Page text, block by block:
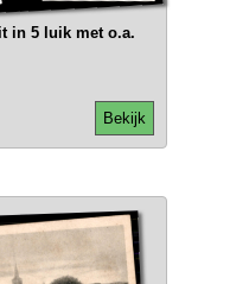
in 5 luik met o.a.
Bekijk